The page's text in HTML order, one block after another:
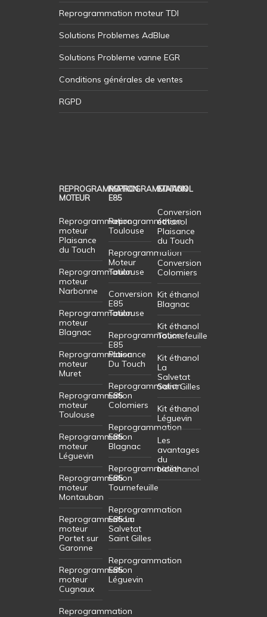
Reprogrammation moteur TDI
Solutions Problemes AdBlue
Solutions Probleme vanne EGR
Conditions générales de ventes
RGPD
REPROGRAMMATION
MOTEUR
Reprogrammation
moteur
Plaisance
du Touch
Reprogrammation
moteur
Narbonne
Reprogrammation
moteur
Blagnac
Reprogrammation
moteur
Muret
Reprogrammation
moteur
Toulouse
Reprogrammation
moteur
Léguevin
Reprogrammation
moteur
Montauban
Reprogrammation
moteur
Portet sur
Garonne
Reprogrammation
moteur
Cugnaux
Reprogrammation
REPROGRAMMATION
E85
Reprogrammation
Toulouse
Reprogrammation
Moteur
Toulouse
Conversion
E85
Toulouse
Reprogrammation
E85
Plaisance
Du Touch
Reprogrammation
E85
Colomiers
Reprogrammation
E85
Blagnac
Reprogrammation
E85
Tournefeuille
Reprogrammation
E85 La
Salvetat
Saint Gilles
Reprogrammation
E85
Léguevin
ETHANOL
Conversion
éthanol
Plaisance
du Touch
Conversion
Colomiers
Kit éthanol
Blagnac
Kit éthanol
Tournefeuille
Kit éthanol
La
Salvetat
Saint Gilles
Kit éthanol
Léguevin
Les
avantages
du
bioéthanol